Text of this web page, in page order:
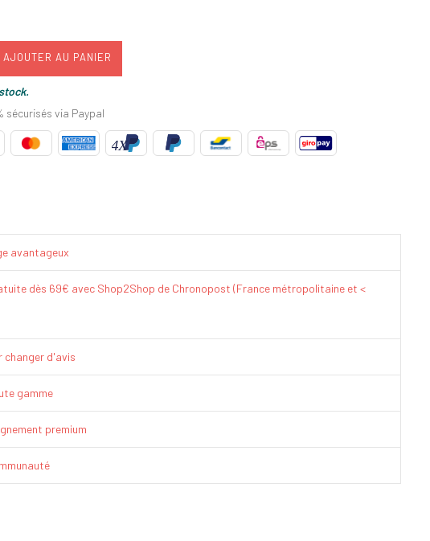
AJOUTER AU PANIER
sécurisés via Paypal
avantageux
dès 69€ avec Shop2Shop de Chronopost (France métropolitaine et <
changer d'avis
gamme
premium